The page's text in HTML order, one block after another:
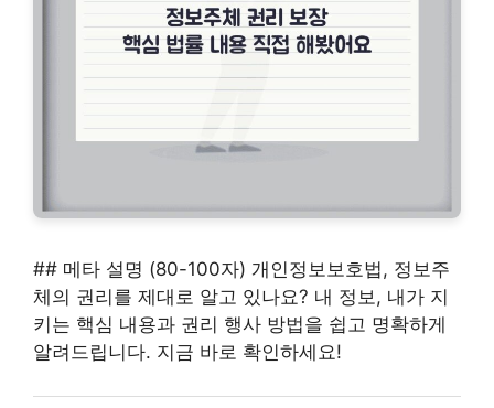
## 메타 설명 (80-100자) 개인정보보호법, 정보주
체의 권리를 제대로 알고 있나요? 내 정보, 내가 지
키는 핵심 내용과 권리 행사 방법을 쉽고 명확하게
알려드립니다. 지금 바로 확인하세요!